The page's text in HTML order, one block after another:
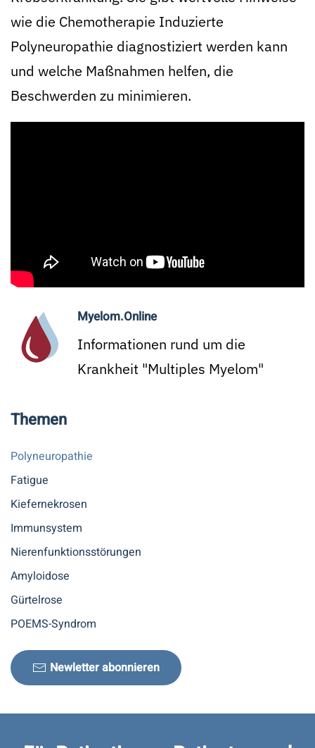
wie die Chemotherapie Induzierte
Polyneuropathie diagnostiziert werden kann
und welche Maßnahmen helfen, die
Beschwerden zu minimieren.
Myelom.Online
Informationen rund um die
Krankheit "Multiples Myelom"
Themen
Polyneuropathie
Fatigue
Kiefernekrosen
Immunsystem
Nierenfunktionsstörungen
Amyloidose
Gürtelrose
POEMS-Syndrom
Newletter abonnieren